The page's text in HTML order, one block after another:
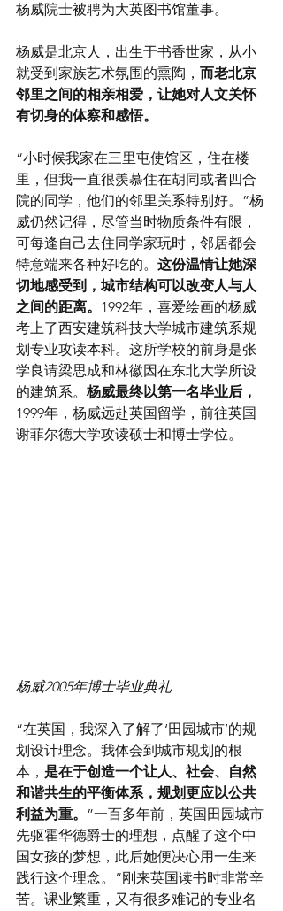
杨威院士被聘为大英图书馆董事。
杨威是北京人，出生于书香世家，从小
就受到家族艺术氛围的熏陶， 而老北京
邻里之间的相亲相爱，让她对人文关怀
有切身的体察和感悟。
“小时候我家在三里屯使馆区，住在楼
里，但我一直很羡慕住在胡同或者四合
院的同学，他们的邻里关系特别好。”杨
威仍然记得，尽管当时物质条件有限，
可每逢自己去住同学家玩时，邻居都会
特意端来各种好吃的。 这份温情让她深
切地感受到，城市结构可以改变人与人
之间的距离。 1992年，喜爱绘画的杨威
考上了西安建筑科技大学城市建筑系规
划专业攻读本科。这所学校的前身是张
学良请梁思成和林徽因在东北大学所设
的建筑系。 杨威最终以第一名毕业后，
1999年，杨威远赴英国留学，前往英国
谢菲尔德大学攻读硕士和博士学位。
杨威2005年博士毕业典礼
“在英国，我深入了解了‘田园城市’的规
划设计理念。我体会到城市规划的根
本， 是在于创造一个让人、社会、自然
和谐共生的平衡体系，规划更应以公共
利益为重。 ”一百多年前，英国田园城市
先驱霍华德爵士的理想，点醒了这个中
国女孩的梦想，此后她便决心用一生来
践行这个理念。“刚来英国读书时非常辛
苦。课业繁重，又有很多难记的专业名